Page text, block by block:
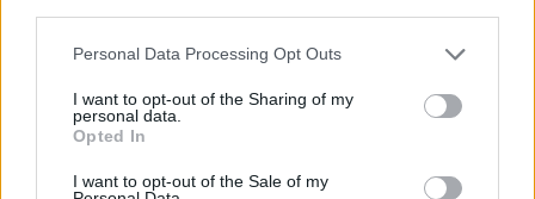
Personal Data Processing Opt Outs
I want to opt-out of the Sharing of my
personal data.
Opted In
I want to opt-out of the Sale of my